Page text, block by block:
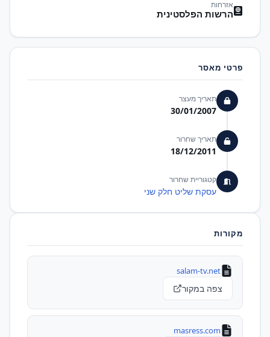
אזרחות
הרשות הפלסטינית
פרטי מאסר
תאריך מעצר
30/01/2007
תאריך שחרור
18/12/2011
קטגוריית שחרור
עסקת שליט חלק שני
מקורות
salam-tv.net
צפה במקור
masress.com